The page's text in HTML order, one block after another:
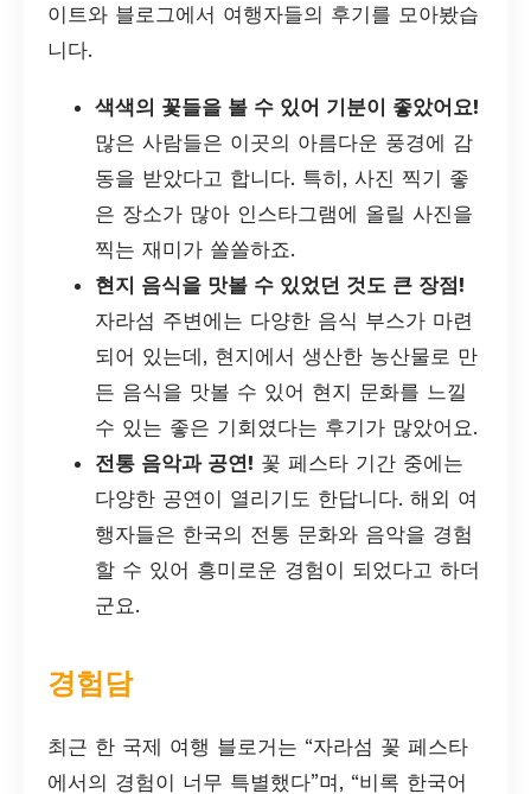
이트와 블로그에서 여행자들의 후기를 모아봤습
니다.
색색의 꽃들을 볼 수 있어 기분이 좋았어요!
많은 사람들은 이곳의 아름다운 풍경에 감
동을 받았다고 합니다. 특히, 사진 찍기 좋
은 장소가 많아 인스타그램에 올릴 사진을
찍는 재미가 쏠쏠하죠.
현지 음식을 맛볼 수 있었던 것도 큰 장점!
자라섬 주변에는 다양한 음식 부스가 마련
되어 있는데, 현지에서 생산한 농산물로 만
든 음식을 맛볼 수 있어 현지 문화를 느낄
수 있는 좋은 기회였다는 후기가 많았어요.
전통 음악과 공연! 꽃 페스타 기간 중에는
다양한 공연이 열리기도 한답니다. 해외 여
행자들은 한국의 전통 문화와 음악을 경험
할 수 있어 흥미로운 경험이 되었다고 하더
군요.
경험담
최근 한 국제 여행 블로거는 “자라섬 꽃 페스타
에서의 경험이 너무 특별했다”며, “비록 한국어